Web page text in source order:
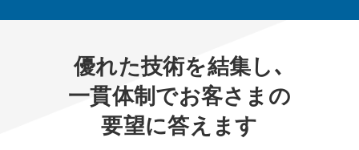
優れた技術を結集し､
一貫体制でお客さまの
要望に答えます